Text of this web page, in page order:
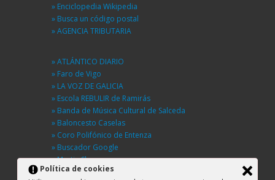
» Enciclopedia Wikipedia
» Busca un código postal
» AGENCIA TRIBUTARIA
» ATLÁNTICO DIARIO
» Faro de Vigo
» LA VOZ DE GALICIA
» Escola REBULIR de Ramirás
» Banda de Música Cultural de Salceda
» Baloncesto Caselas
» Coro Polifónico de Entenza
» Buscador Google
» Martin Sheen
» BUSCA UNHA RÚA
Política de cookies